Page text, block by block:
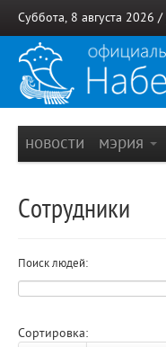
Суббота, 8 августа 2026 /
новости мэрия
Сотрудники
Поиск людей:
Сортировка: